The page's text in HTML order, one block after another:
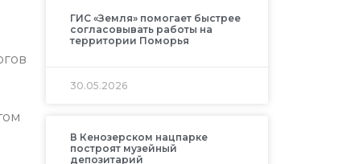
ГИС «Земля» помогает быстрее
согласовывать работы на
территории Поморья
30.05.2026
В Кенозерском нацпарке
построят музейный
депозитарий